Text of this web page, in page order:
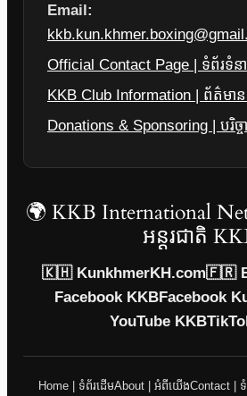
Email:
Official Contact Page | ទំព័រទំនា
KKB Club Information | ព័ត៌មាន
Donations & Sponsoring | បរិច្ច
🌍 KKB International
អន្តរជាតិ
🇰🇭 KunkhmerKH.com🇫🇷
Facebook KKBFacebook
YouTube KKB
Home | ទំព័រដើមAbout | អំពីយើងContact |